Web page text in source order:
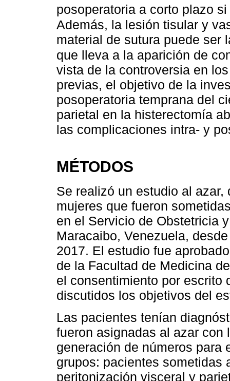
posoperatoria a corto plazo
Además, la lesión tisular y
material de sutura puede ser
que lleva a la aparición de
vista de la controversia en
previas, el objetivo de la
posoperatoria temprana del
parietal en la histerectomía
las complicaciones intra- y
MÉTODOS
Se realizó un estudio al
mujeres que fueron
en el Servicio de Obstetricia
Maracaibo, Venezuela,
2017. El estudio fue
de la Facultad de Medicina
el consentimiento por escrito
discutidos los objetivos del
Las pacientes tenían
fueron asignadas al azar con
generación de números para
grupos: pacientes sometidas
peritonización visceral y